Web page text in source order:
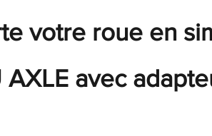
votre roue en
AXLE avec